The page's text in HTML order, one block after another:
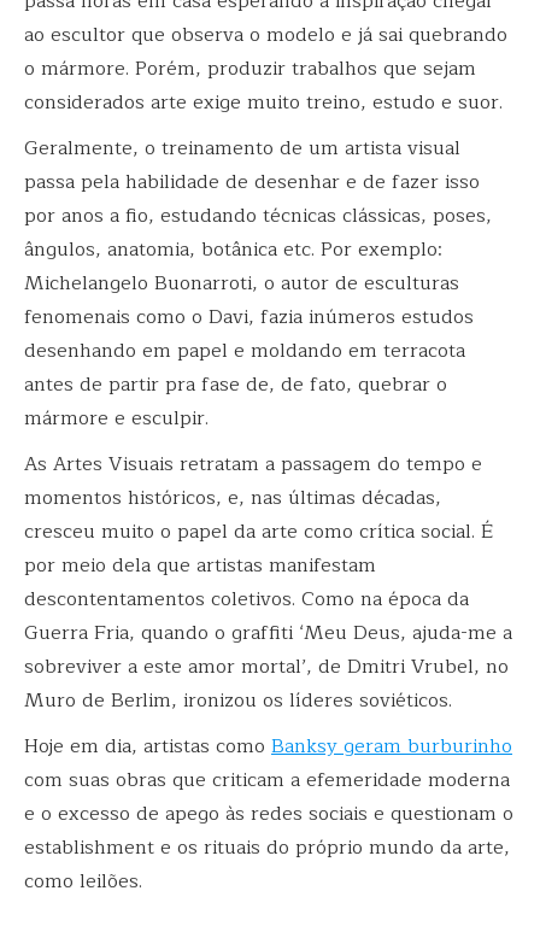
ao escultor que observa o modelo e já sai quebrando
o mármore. Porém, produzir trabalhos que sejam
considerados arte exige muito treino, estudo e suor.
Geralmente, o treinamento de um artista visual
passa pela habilidade de desenhar e de fazer isso
por anos a fio, estudando técnicas clássicas, poses,
ângulos, anatomia, botânica etc. Por exemplo:
Michelangelo Buonarroti, o autor de esculturas
fenomenais como o Davi, fazia inúmeros estudos
desenhando em papel e moldando em terracota
antes de partir pra fase de, de fato, quebrar o
mármore e esculpir.
As Artes Visuais retratam a passagem do tempo e
momentos históricos, e, nas últimas décadas,
cresceu muito o papel da arte como crítica social. É
por meio dela que artistas manifestam
descontentamentos coletivos. Como na época da
Guerra Fria, quando o graffiti ‘Meu Deus, ajuda-me a
sobreviver a este amor mortal’, de Dmitri Vrubel, no
Muro de Berlim, ironizou os líderes soviéticos.
Hoje em dia, artistas como Banksy geram burburinho
com suas obras que criticam a efemeridade moderna
e o excesso de apego às redes sociais e questionam o
establishment e os rituais do próprio mundo da arte,
como leilões.